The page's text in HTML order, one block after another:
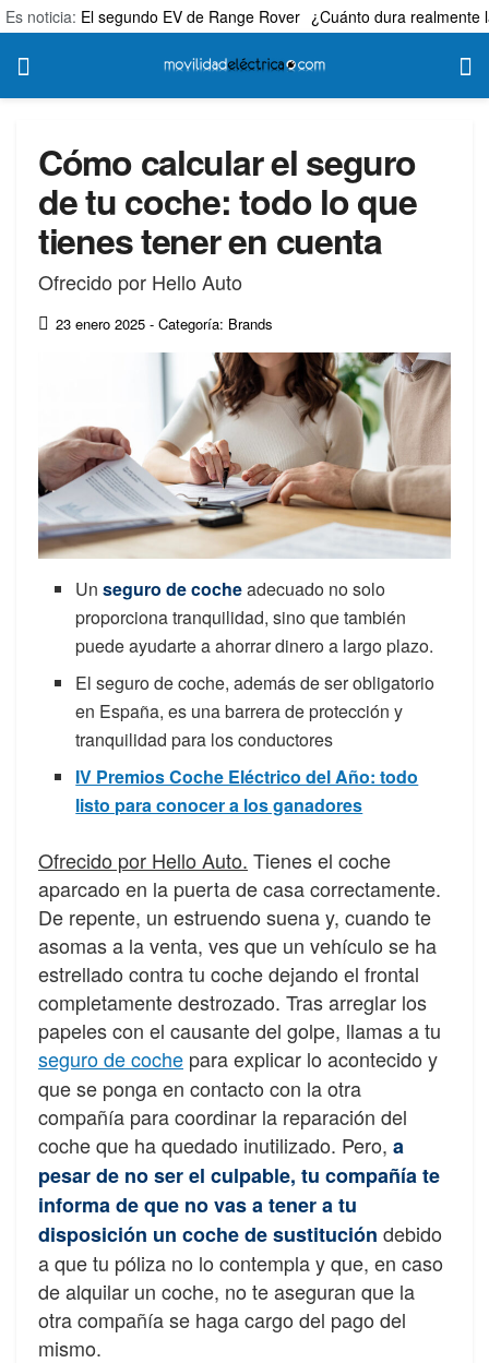
Es noticia: El segundo EV de Range Rover ¿Cuánto dura realmente
Cómo calcular el seguro
de tu coche: todo lo que
tienes tener en cuenta
Ofrecido por Hello Auto
23 enero 2025 - Categoría: Brands
Unseguro de cocheadecuado no solo
proporciona tranquilidad, sino que también
puede ayudarte a ahorrar dinero a largo plazo.
El seguro de coche, además de ser obligatorio
en España, es una barrera de protección y
tranquilidad para los conductores
IV Premios Coche Eléctrico del Año: todo
listo para conocer a los ganadores
Ofrecido por Hello Auto. Tienes el coche
aparcado en la puerta de casa correctamente.
De repente, un estruendo suena y, cuando te
asomas a la venta, ves que un vehículo se ha
estrellado contra tu coche dejando el frontal
completamente destrozado. Tras arreglar los
papeles con el causante del golpe, llamas a tu
seguro de coche para explicar lo acontecido y
que se ponga en contacto con la otra
compañía para coordinar la reparación del
coche que ha quedado inutilizado. Pero, a
pesar de no ser el culpable, tu compañía te
informa de que no vas a tener a tu
disposición un coche de sustitución debido
a que tu póliza no lo contempla y que, en caso
de alquilar un coche, no te aseguran que la
otra compañía se haga cargo del pago del
mismo.